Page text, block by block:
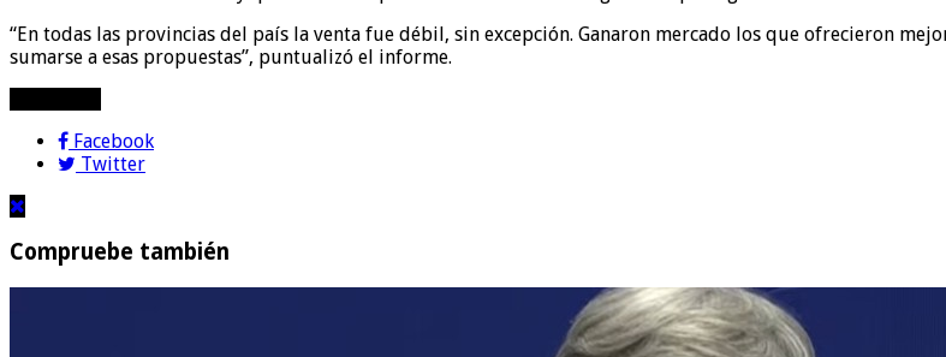
“En todas las provincias del país la venta fue débil, sin excepción. Ganaron mercado los que ofrecieron
sumarse a esas propuestas”, puntualizó el informe.
Facebook
Twitter
Compruebe también